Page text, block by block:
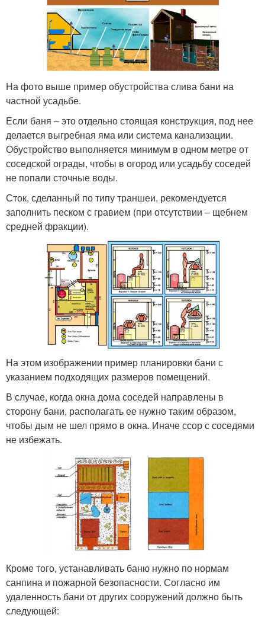
На фото выше пример обустройства слива бани на
частной усадьбе.
Если баня ‒ это отдельно стоящая конструкция, под нее
делается выгребная яма или система канализации.
Обустройство выполняется минимум в одном метре от
соседской ограды, чтобы в огород или усадьбу соседей
не попали сточные воды.
Сток, сделанный по типу траншеи, рекомендуется
заполнить песком с гравием (при отсутствии – щебнем
средней фракции).
На этом изображении пример планировки бани с
указанием подходящих размеров помещений.
В случае, когда окна дома соседей направлены в
сторону бани, располагать ее нужно таким образом,
чтобы дым не шел прямо в окна. Иначе ссор с соседями
не избежать.
Кроме того, устанавливать баню нужно по нормам
санпина и пожарной безопасности. Согласно им
удаленность бани от других сооружений должно быть
следующей: